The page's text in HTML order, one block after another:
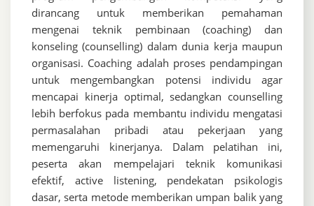
dirancang untuk memberikan pemahaman
mengenai teknik pembinaan (coaching) dan
konseling (counselling) dalam dunia kerja maupun
organisasi. Coaching adalah proses pendampingan
untuk mengembangkan potensi individu agar
mencapai kinerja optimal, sedangkan counselling
lebih berfokus pada membantu individu mengatasi
permasalahan pribadi atau pekerjaan yang
memengaruhi kinerjanya. Dalam pelatihan ini,
peserta akan mempelajari teknik komunikasi
efektif, active listening, pendekatan psikologis
dasar, serta metode memberikan umpan balik yang